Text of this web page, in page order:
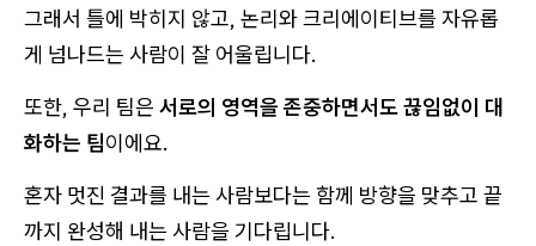
그래서 틀에 박히지 않고, 논리와 크리에이티브를 자유롭
게 넘나드는 사람이 잘 어울립니다.
또한, 우리 팀은 서로의 영역을 존중하면서도 끊임없이 대
화하는 팀이에요.
혼자 멋진 결과를 내는 사람보다는 함께 방향을 맞추고 끝
까지 완성해 내는 사람을 기다립니다.